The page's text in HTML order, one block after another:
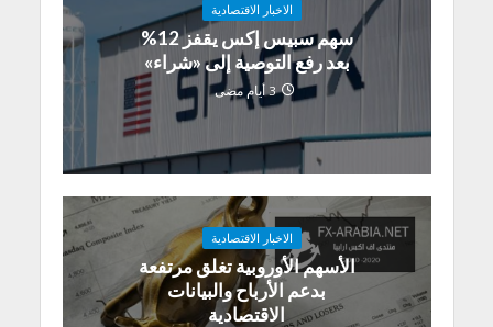
الاخبار الاقتصادية
سهم سبيس إكس يقفز 12%
بعد رفع التوصية إلى «شراء»
3 أيام مضى
الاخبار الاقتصادية
الأسهم الأوروبية تغلق مرتفعة
بدعم الأرباح والبيانات
الاقتصادية